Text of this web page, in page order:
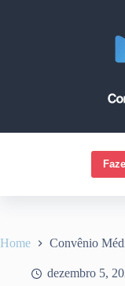
Home Convênio
dezembro 5,